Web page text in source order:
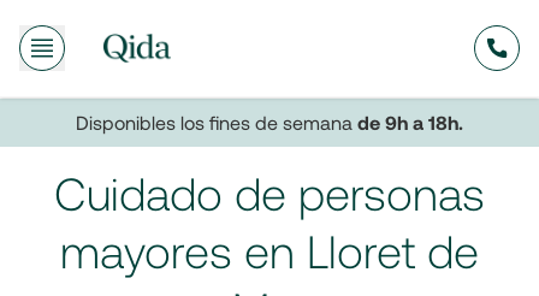
Disponibles los fines de semana de 9h a 18h.
Cuidado de personas
mayores en Lloret de